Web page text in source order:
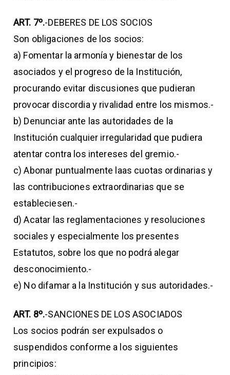
ART. 7º.-DEBERES DE LOS SOCIOS
Son obligaciones de los socios:
a) Fomentar la armonía y bienestar de los
asociados y el progreso de la Institución,
procurando evitar discusiones que pudieran
provocar discordia y rivalidad entre los mismos.-
b) Denunciar ante las autoridades de la
Institución cualquier irregularidad que pudiera
atentar contra los intereses del gremio.-
c) Abonar puntualmente laas cuotas ordinarias y
las contribuciones extraordinarias que se
estableciesen.-
d) Acatar las reglamentaciones y resoluciones
sociales y especialmente los presentes
Estatutos, sobre los que no podrá alegar
desconocimiento.-
e) No difamar a la Institución y sus autoridades.-
ART. 8º.-SANCIONES DE LOS ASOCIADOS
Los socios podrán ser expulsados o
suspendidos conforme a los siguientes
principios: